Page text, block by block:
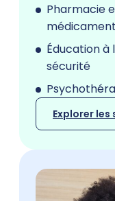
Pharmacie
Éducation
sécurité
Explorer